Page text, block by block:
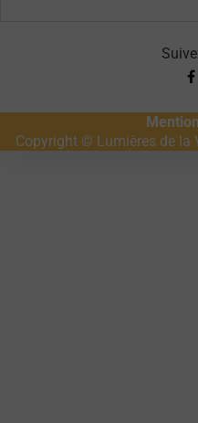
Copyright © Lumières de la